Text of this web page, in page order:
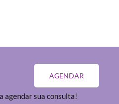
AGENDAR
agendar sua consulta!